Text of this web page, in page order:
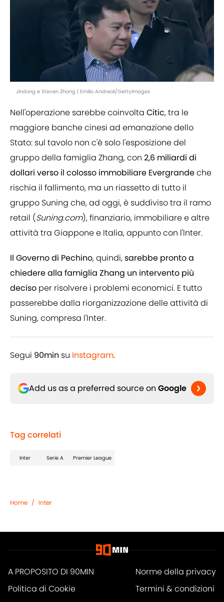
Jindong e Steven Zhang | Emilio Andreoli/GettyImages
Nell'operazione sarebbe coinvolta Citic, tra le
maggiore banche cinesi ad emanazione dello
Stato: sul tavolo non c'è solo l'esposizione del
gruppo della famiglia Zhang, con 2,6 miliardi di
dollari verso il colosso immobiliare Evergrandeche
rischia il fallimento, ma un riassetto di tutto il
gruppo Suning che, ad oggi, è suddiviso tra il ramo
retail (Suning.com), finanziario, immobiliare e altre
attività tra Giappone e Italia, appunto con l'Inter.
Il Governo di Pechino, quindi,sarebbe pronto a
chiedere alla famiglia Zhang un intervento più
deciso per risolvere i problemi economici. E tutto
passerebbe dalla riorganizzazione delle attività di
Suning, compresa l'Inter.
Segui 90min su Instagram.
Add us as a preferred source on Google
Tag correlati
Inter Serie A Premier League
Home / Inter
A PROPOSITO DI 90MIN
Norme della privacy
Politica di Cookie
Termini & condizioni